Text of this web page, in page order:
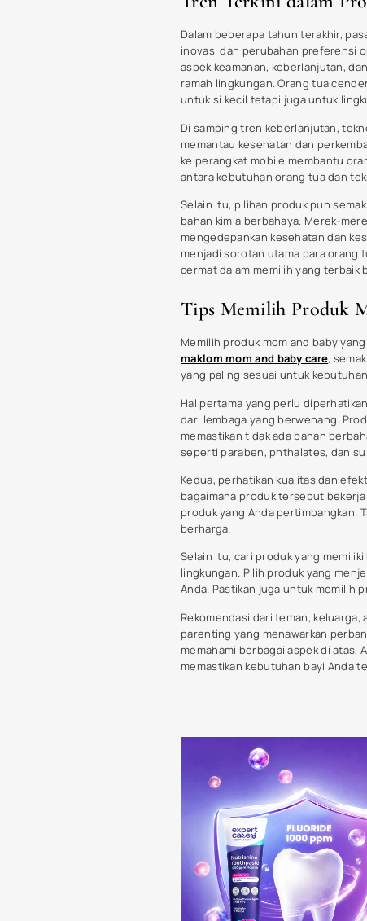
lingkungan. Pilih produk yang
Anda. Pastikan juga untuk memilih
Rekomendasi dari teman,
parenting yang menawarkan
memastikan kebutuhan bayi Anda
Fluoride 1000 ppm:
Perlindungan Gigi Anak
Direkomendasikan
From idea to launch, we
Make Appointment